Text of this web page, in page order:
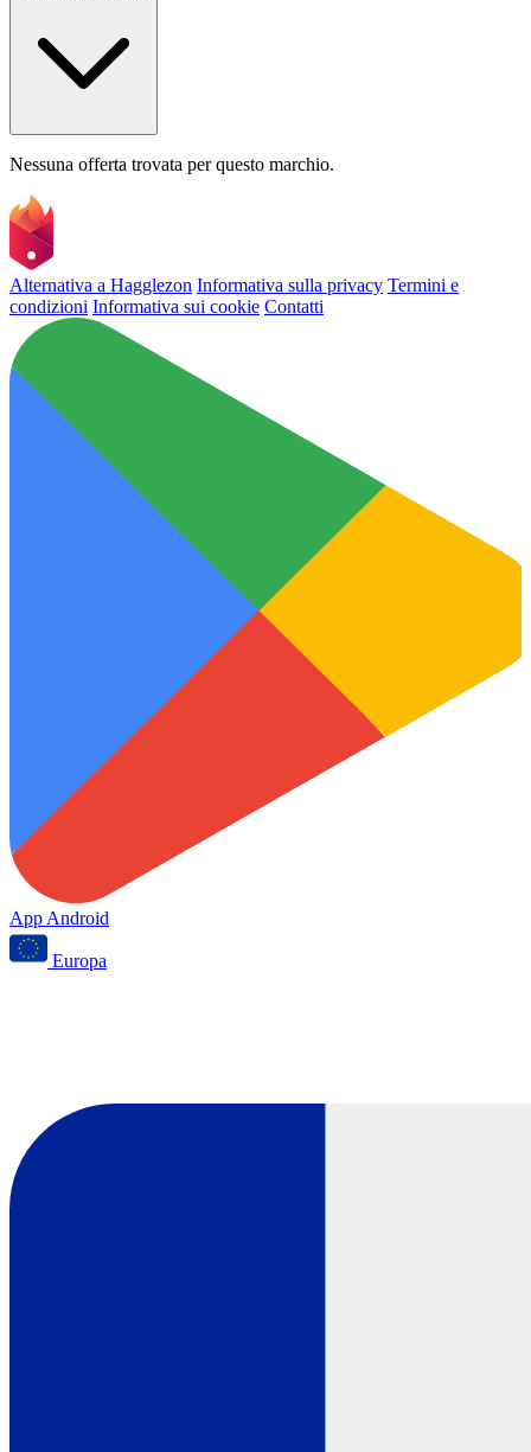
Nessuna offerta trovata per questo marchio.
Alternativa a Hagglezon Informativa sulla privacy Termini e
condizioni Informativa sui cookie Contatti
App Android
Europa